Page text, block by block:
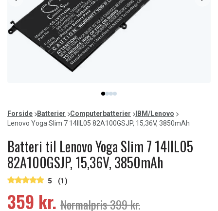
item
0
item
1
item
2
item
3
of
4
Forside Batterier Computerbatterier
IBM/Lenovo
Lenovo Yoga Slim 7 14IIL05 82A100GSJP, 15,36V, 3850mAh
Batteri til Lenovo Yoga Slim 7 14IIL05
82A100GSJP, 15,36V, 3850mAh
5 (1)
359 kr. Normalpris 399 kr.